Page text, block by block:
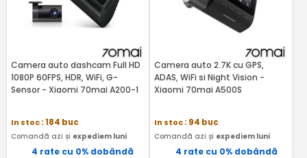
Camera auto dashcam Full HD
1080P 60FPS, HDR, WiFi, G-
Sensor - Xiaomi 70mai A200-1
In stoc: 184 buc
Comandă azi și expediem luni
4 rate cu 0% dobândă
Camera auto 2.7K cu GPS,
ADAS, WiFi si Night Vision -
Xiaomi 70mai A500S
In stoc: 94 buc
Comandă azi și expediem luni
4 rate cu 0% dobândă